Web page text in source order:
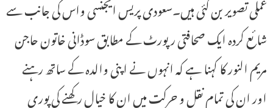
عملی تصویر بن گئی ہیں۔سعودی پریس ایجنسی واس کی جانب سے
شائع کردہ ایک صحافتی رپورٹ کے مطابق سوڈانی خاتون حاجن
مریم النور کا کہنا ہے کہ انہوں نے اپنی والدہ کے ساتھ رہنے
اور ان کی تمام نقل و حرکت میں ان کا خیال رکھنے کی پوری